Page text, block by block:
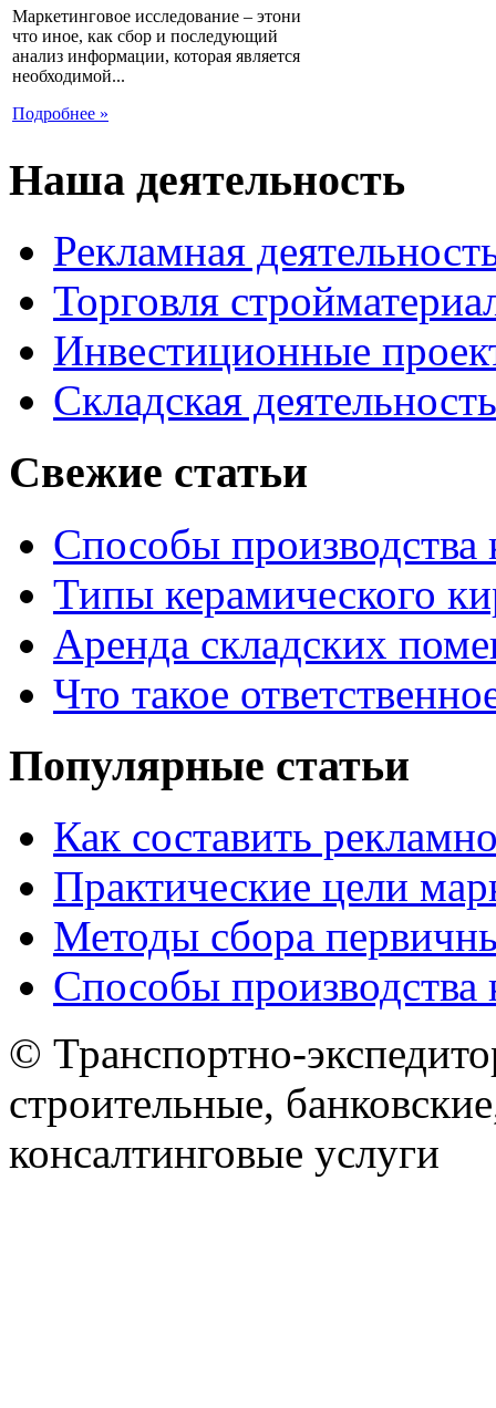
Маркетинговое исследование – этони
что иное, как сбор и последующий
анализ информации, которая является
необходимой...
Подробнее »
Наша деятельность
Рекламная
Торговля
Инвестиционные
Складская деятельность
Свежие статьи
Способы производства
Типы керамического
Аренда складских
Что такое
Популярные статьи
Как составить
Практические цели
Методы сбора
Способы производства
© Транспортно-
строительные,
консалтинговые услуги